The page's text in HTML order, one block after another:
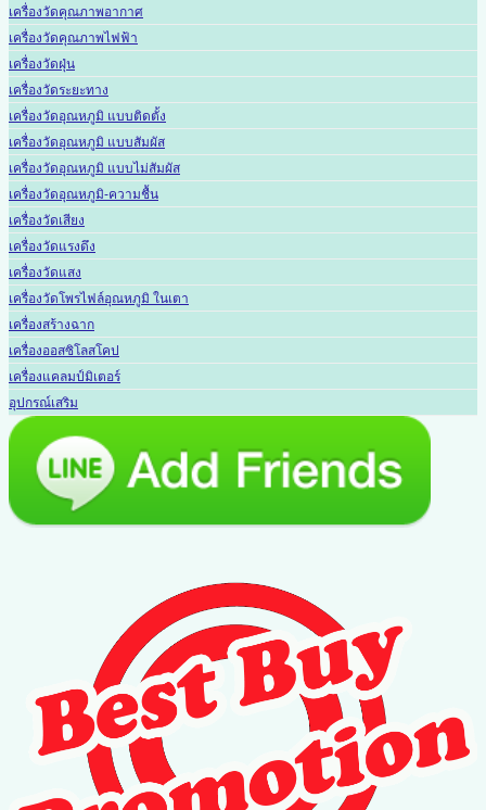
เครื่องวัดคุณภาพอากาศ
เครื่องวัดคุณภาพไฟฟ้า
เครื่องวัดฝุ่น
เครื่องวัดระยะทาง
เครื่องวัดอุณหภูมิ แบบติดตั้ง
เครื่องวัดอุณหภูมิ แบบสัมผัส
เครื่องวัดอุณหภูมิ แบบไม่สัมผัส
เครื่องวัดอุณหภูมิ-ความชื้น
เครื่องวัดเสียง
เครื่องวัดแรงดึง
เครื่องวัดแสง
เครื่องวัดโพรไฟล์อุณหภูมิ ในเตา
เครื่องสร้างฉาก
เครื่องออสซิโลสโคป
เครื่องแคลมป์มิเตอร์
อุปกรณ์เสริม